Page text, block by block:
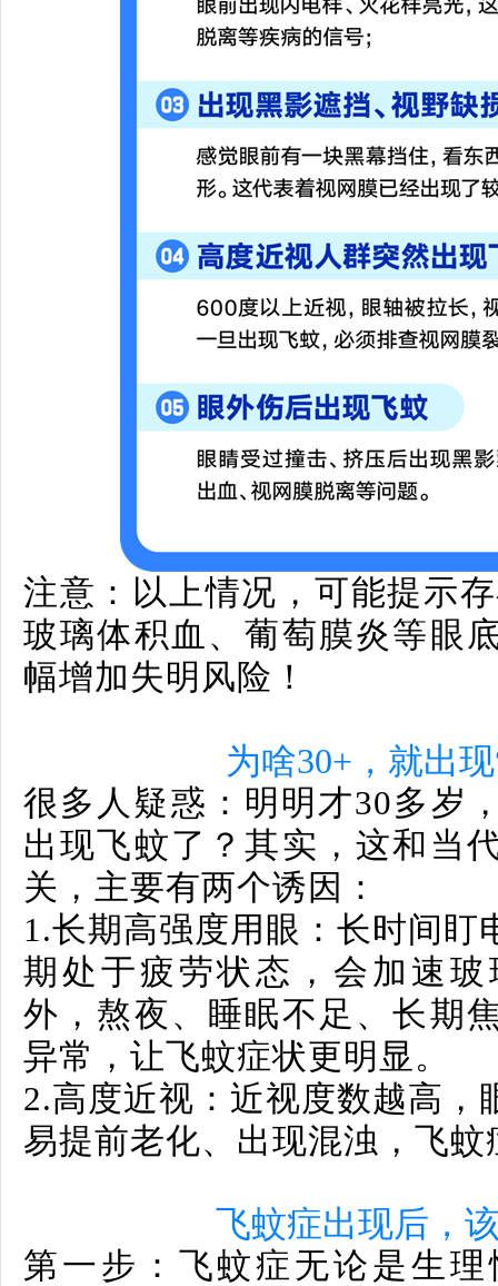
注意：以上情况，可能提示
玻璃体积血、葡萄膜炎等眼
幅增加失明风险！
为啥30+，就出
很多人疑惑：明明才30多岁
出现飞蚊了？其实，这和当
关，主要有两个诱因：
1.长期高强度用眼： 长时间盯
期处于疲劳状态，会加速
外，熬夜、睡眠不足、长期
异常，让飞蚊症状更明显。
2.高度近视： 近视度数越高，
易提前老化、出现混浊，飞
飞蚊症出现后，
第一步：飞蚊症无论是生